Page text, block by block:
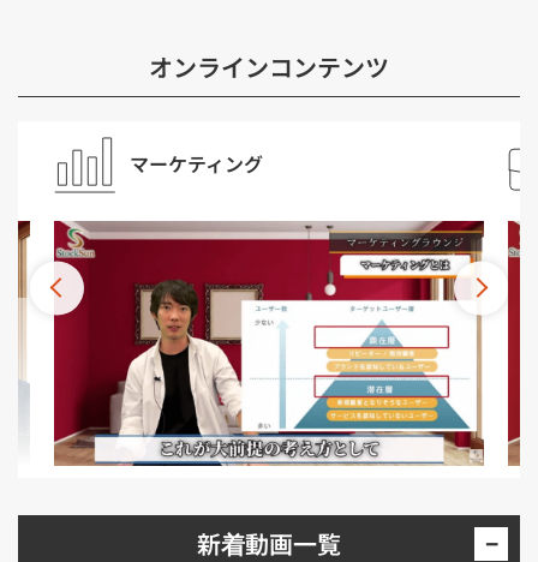
オンラインコンテンツ
マーケティング
新着動画一覧 −